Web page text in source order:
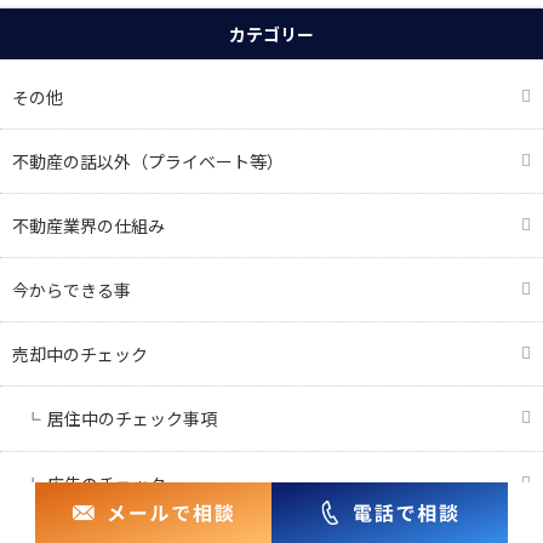
カテゴリー
その他
不動産の話以外（プライベート等）
不動産業界の仕組み
今からできる事
売却中のチェック
居住中のチェック事項
広告のチェック